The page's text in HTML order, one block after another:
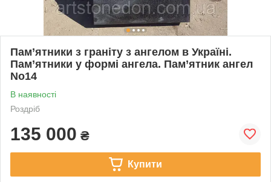
Пам’ятники з граніту з ангелом в Україні.
Пам’ятники у формі ангела. Пам’ятник ангел
No14
В наявності
Роздріб
135 000 ₴
Купити